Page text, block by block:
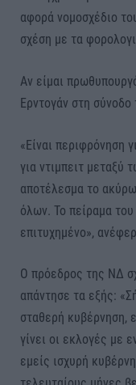
αφορά νομοσχέδιο
σχέση με τα
Αν είμαι
Ερντογάν στη
«Είναι περιφρόνηση
για ντιμπειτ
αποτέλεσμα το
όλων. Το πείραμα του
επιτυχημένο»,
Ο πρόεδρος της ΝΔ
απάντησε τα εξής:
σταθερή κυβέρνηση,
γίνει οι εκλογές με
εμείς ισχυρή